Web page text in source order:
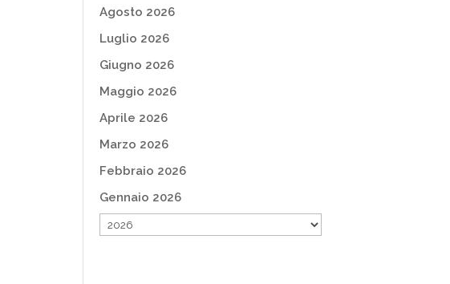
Agosto 2026
Luglio 2026
Giugno 2026
Maggio 2026
Aprile 2026
Marzo 2026
Febbraio 2026
Gennaio 2026